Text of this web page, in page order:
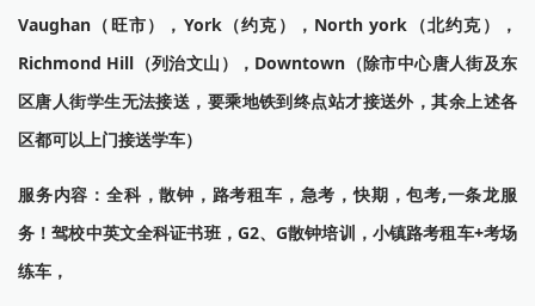
Vaughan（旺市），York（约克），North york（北约克），
Richmond Hill（列治文山），Downtown（除市中心唐人街及东
区唐人街学生无法接送，要乘地铁到终点站才接送外，其余上述各
区都可以上门接送学车）
服务内容：全科，散钟，路考租车，急考，快期，包考,一条龙服
务！驾校中英文全科证书班，G2、G散钟培训，小镇路考租车+考场
练车，